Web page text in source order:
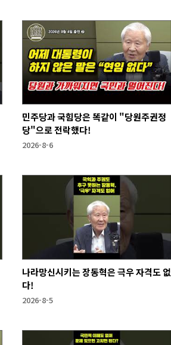
민주당과 국힘당은 똑같이 "당원주권정
당"으로 전락했다!
2026-8-6
나라망신시키는 장동혁은 극우 자격도 없
다!
2026-8-5